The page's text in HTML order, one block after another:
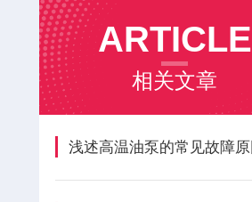
ARTICLE
相关文章